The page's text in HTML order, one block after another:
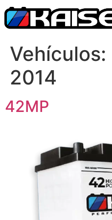
Vehículos:
2014
42MP